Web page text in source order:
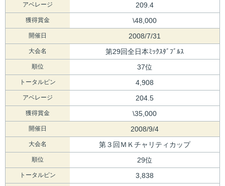
アベレージ 209.4
獲得賞金 \48,000
開催日 2008/7/31
大会名 第29回全日本ﾐｯｸｽﾀﾞﾌﾞﾙｽ
順位 37位
トータルピン 4,908
アベレージ 204.5
獲得賞金 \35,000
開催日 2008/9/4
大会名 第３回ＭＫチャリティカップ
順位 29位
トータルピン 3,838